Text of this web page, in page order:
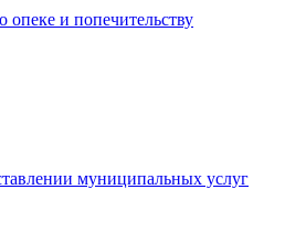
и попечительству
муниципальных услуг